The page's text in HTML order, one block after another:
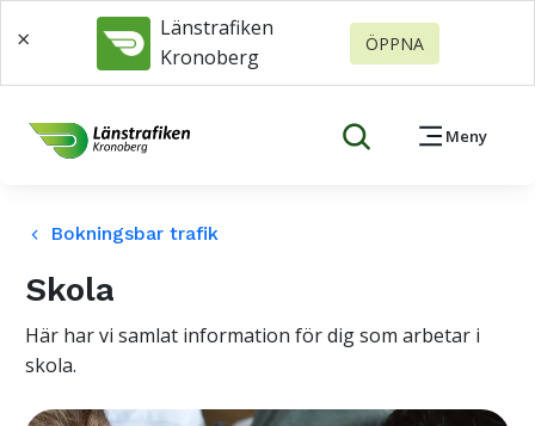
×
Länstrafiken
Kronoberg
ÖPPNA
Meny
keyboard_arrow_left Bokningsbar trafik
Skola
Här har vi samlat information för dig som arbetar i
skola.